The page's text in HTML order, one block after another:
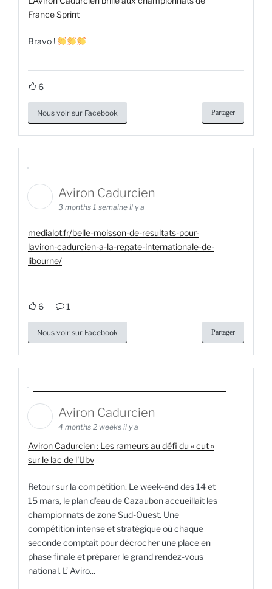
France Sprint
Bravo !
6
Nous voir sur Facebook Partager
Aviron Cadurcien
3 months 1 semaine il y a
medialot.fr/belle-moisson-de-resultats-pour-
laviron-cadurcien-a-la-regate-internationale-de-
libourne/
6 1
Nous voir sur Facebook Partager
Aviron Cadurcien
4 months 2 weeks il y a
Aviron Cadurcien : Les rameurs au défi du « cut »
sur le lac de l'Uby
Retour sur la compétition. Le week-end des 14 et
15 mars, le plan d’eau de Cazaubon accueillait les
championnats de zone Sud-Ouest. Une
compétition intense et stratégique où chaque
seconde comptait pour décrocher une place en
phase finale et préparer le grand rendez-vous
national. L’ Aviro...